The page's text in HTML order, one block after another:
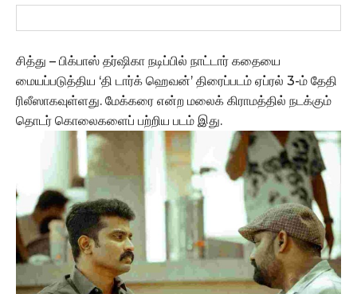
சித்து – பிக்பாஸ் தர்ஷிகா நடிப்பில் நாட்டார் கதையை
மையப்படுத்திய ‘தி டார்க் ஹெவன்’ திரைப்படம் ஏப்ரல் 3-ம் தேதி
ரிலீஸாகவுள்ளது. மேக்கரை என்ற மலைக் கிராமத்தில் நடக்கும்
தொடர் கொலைகளைப் பற்றிய படம் இது.